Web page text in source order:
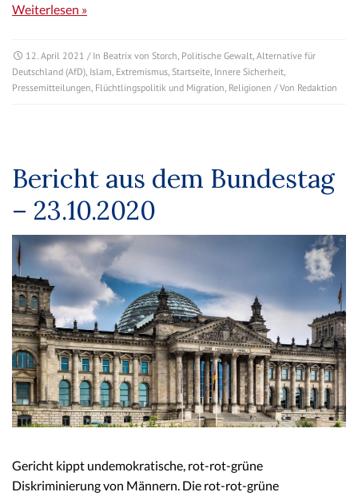
Weiterlesen »
12. April 2021 / In Beatrix von Storch Politische Gewalt Alternative für
Deutschland (AfD) Islam Extremismus Startseite Innere Sicherheit
Pressemitteilungen Flüchtlingspolitik und Migration Religionen / Von Redaktion
Bericht aus dem Bundestag
– 23.10.2020
Gericht kippt undemokratische, rot-rot-grüne
Diskriminierung von Männern. Die rot-rot-grüne